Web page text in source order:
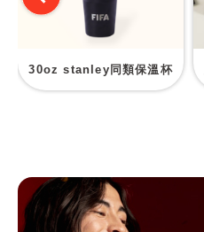
30oz stanley同類保溫杯